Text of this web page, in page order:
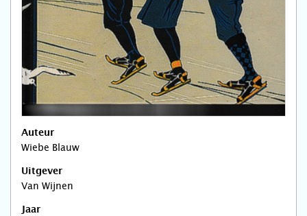
Auteur
Wiebe Blauw
Uitgever
Van Wijnen
Jaar